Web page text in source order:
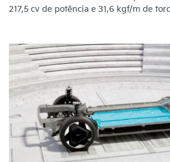
217,5 cv de potência e 31,6 kgf/m de